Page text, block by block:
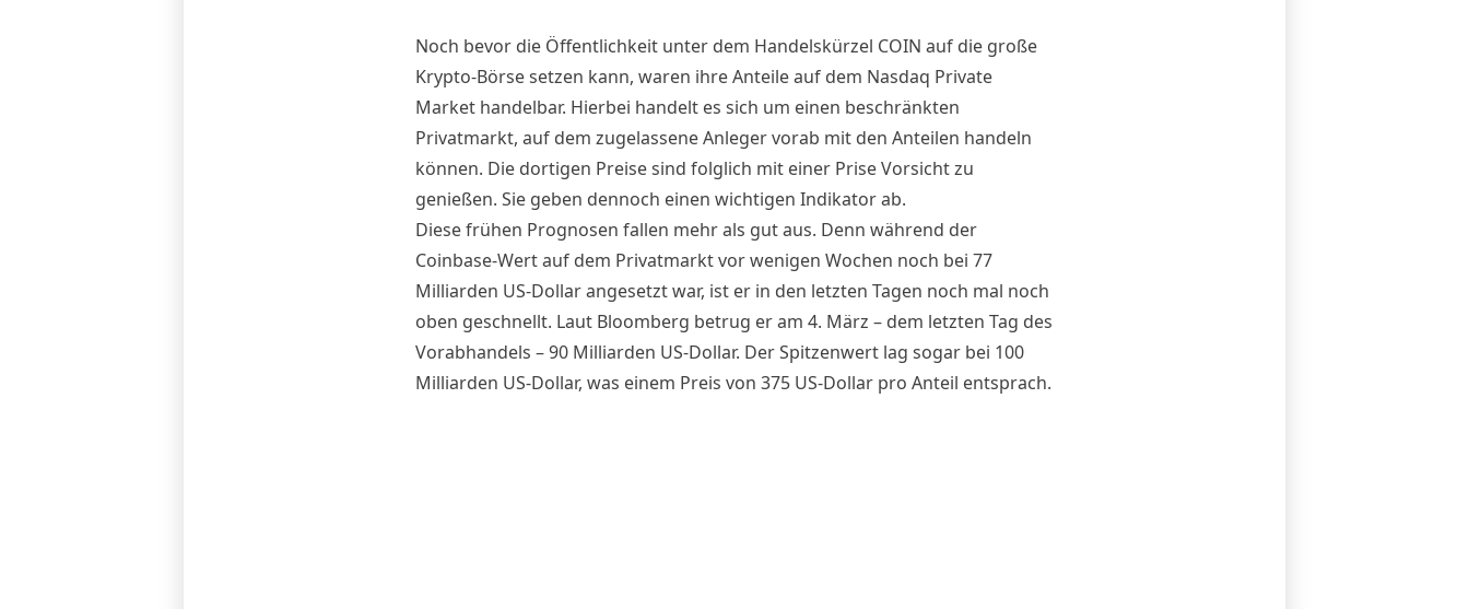
Noch bevor die Öffentlichkeit unter dem Handelskürzel COIN auf die große
Krypto-Börse setzen kann, waren ihre Anteile auf dem Nasdaq Private
Market handelbar. Hierbei handelt es sich um einen beschränkten
Privatmarkt, auf dem zugelassene Anleger vorab mit den Anteilen handeln
können. Die dortigen Preise sind folglich mit einer Prise Vorsicht zu
genießen. Sie geben dennoch einen wichtigen Indikator ab.
Diese frühen Prognosen fallen mehr als gut aus. Denn während der
Coinbase-Wert auf dem Privatmarktvor wenigen Wochen noch bei 77
Milliarden US-Dollar angesetzt war, ist er in den letzten Tagen noch mal noch
oben geschnellt. Laut Bloomberg betrug er am 4. März – dem letzten Tag des
Vorabhandels – 90 Milliarden US-Dollar. Der Spitzenwert lag sogar bei 100
Milliarden US-Dollar, was einem Preis von 375 US-Dollar pro Anteil entsprach.